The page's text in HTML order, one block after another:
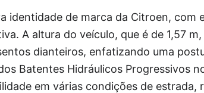
identidade de marca da Citroen, com
A altura do veículo, que é de 1,57
dianteiros, enfatizando uma
Batentes Hidráulicos Progressivos
em várias condições de estrada,